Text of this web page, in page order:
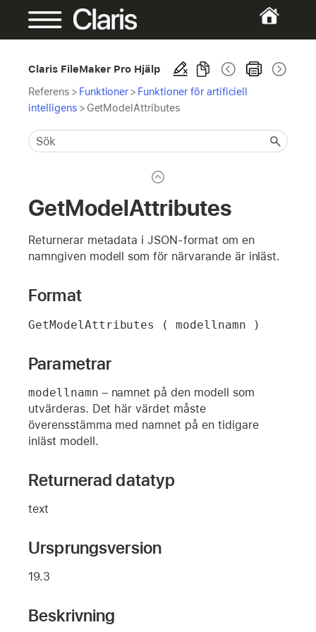
Claris FileMaker Pro Hjälp
Referens > Funktioner> Funktioner för artificiell
intelligens > GetModelAttributes
GetModelAttributes
Returnerar metadata i JSON-format om en
namngiven modell som för närvarande är inläst.
Format
GetModelAttributes ( modellnamn )
Parametrar
modellnamn – namnet på den modell som
utvärderas. Det här värdet måste
överensstämma med namnet på en tidigare
inläst modell.
Returnerad datatyp
text
Ursprungsversion
19.3
Beskrivning